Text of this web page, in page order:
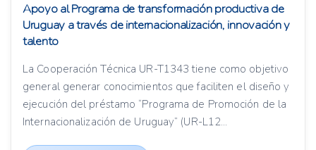
Apoyo al Programa de transformación productiva de
Uruguay a través de internacionalización, innovación y
talento
La Cooperación Técnica UR-T1343 tiene como objetivo
general generar conocimientos que faciliten el diseño y
ejecución del préstamo “Programa de Promoción de la
Internacionalización de Uruguay” (UR-L12...